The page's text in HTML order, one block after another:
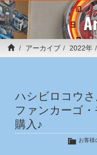
アーカイブ 2022年
ハシビロコウ
ファンカーゴ
購入♪
お客様